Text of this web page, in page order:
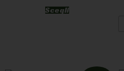
Scegli